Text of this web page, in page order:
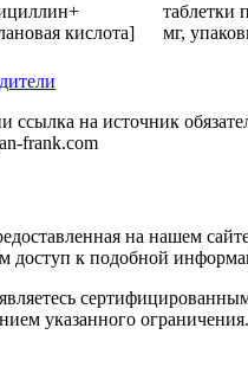
кислота]
таблетки
мг,
на источник
frank.com
на нашем
доступ к подобной
указанного ограничения.